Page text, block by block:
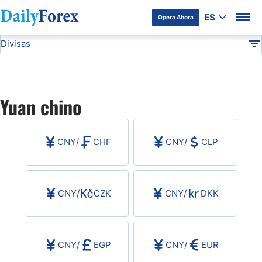
Opera Ahora ES
Divulgación del Anunciante
Divisas
USD/JPY
GBP/USD
AUD/USD
Yuan chino
CNY/ CHF CNY/ CLP
CNY/ CZK CNY/ DKK
CNY/ EGP CNY/ EUR